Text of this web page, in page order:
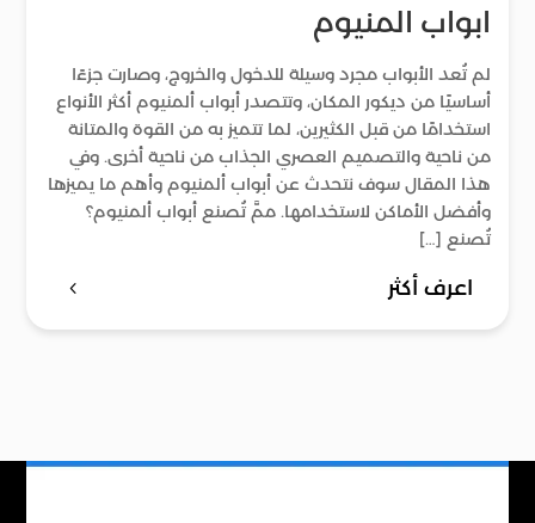
ابواب المنيوم
لم تُعد الأبواب مجرد وسيلة للدخول والخروج، وصارت جزءًا
أساسيًا من ديكور المكان، وتتصدر أبواب ألمنيوم أكثر الأنواع
استخدامًا من قبل الكثيرين، لما تتميز به من القوة والمتانة
من ناحية والتصميم العصري الجذاب من ناحية أخرى. وفي
هذا المقال سوف نتحدث عن أبواب ألمنيوم وأهم ما يميزها
وأفضل الأماكن لاستخدامها. ممَّ تُصنع أبواب ألمنيوم؟
تُصنع […]
اعرف أكثر